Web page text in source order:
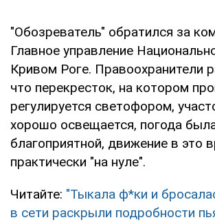
"Обозреватель" обратился за
Главное управление
Кривом Роге. Правоохранители
что перекресток, на котором
регулируется светофором,
хорошо освещается, погода
благоприятной, движение в это
практически "на нуле".
Читайте: "Тыкала ф*ки и
в сети раскрыли подробности